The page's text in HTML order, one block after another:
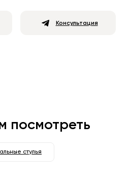
Консультация
посмотреть
стулья